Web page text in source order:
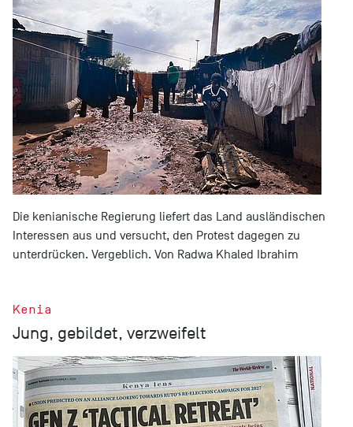
Die kenianische Regierung liefert das Land ausländischen
Interessen aus und versucht, den Protest dagegen zu
unterdrücken. Vergeblich. Von Radwa Khaled Ibrahim
Kenia
Jung, gebildet, verzweifelt